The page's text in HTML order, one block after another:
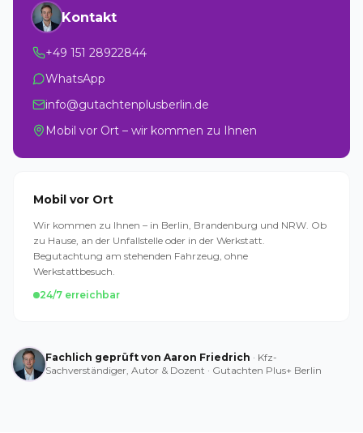
Kontakt
+49 151 28922844
WhatsApp
info@gutachtenplusberlin.de
Mobil vor Ort – wir kommen zu Ihnen
Mobil vor Ort
Wir kommen zu Ihnen – in Berlin, Brandenburg und NRW. Ob
zu Hause, an der Unfallstelle oder in der Werkstatt.
Begutachtung am stehenden Fahrzeug, ohne
Werkstattbesuch.
24/7 erreichbar
Fachlich geprüft von Aaron Friedrich · Kfz-
Sachverständiger, Autor & Dozent · Gutachten Plus+ Berlin